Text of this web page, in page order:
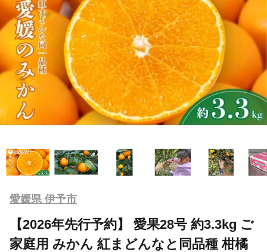
愛媛県 伊予市
【2026年先行予約】 愛果28号 約3.3kg ご
家庭用 みかん 紅まどんなと同品種 柑橘